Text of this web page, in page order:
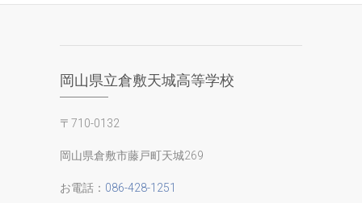
岡山県立倉敷天城高等学校
〒710-0132
岡山県倉敷市藤戸町天城269
お電話： 086-428-1251